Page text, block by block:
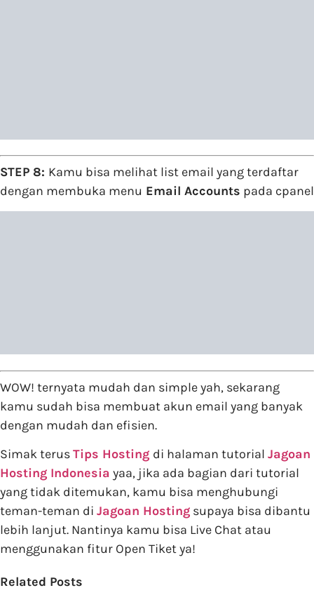
STEP 8: Kamu bisa melihat list email yang terdaftar
dengan membuka menu Email Accounts pada cpanel
WOW! ternyata mudah dan simple yah, sekarang
kamu sudah bisa membuat akun email yang banyak
dengan mudah dan efisien.
Simak terusTips Hosting di halaman tutorial Jagoan
Hosting Indonesia yaa, jika ada bagian dari tutorial
yang tidak ditemukan, kamu bisa menghubungi
teman-teman di Jagoan Hosting supaya bisa dibantu
lebih lanjut. Nantinya kamu bisa Live Chat atau
menggunakan fitur Open Tiket ya!
Related Posts